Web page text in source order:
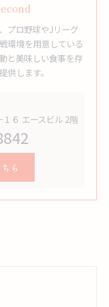
プロ野球やJリーグ
環境を用意している
と美味しい食事を存
供します。
６ エースビル 2階
ら